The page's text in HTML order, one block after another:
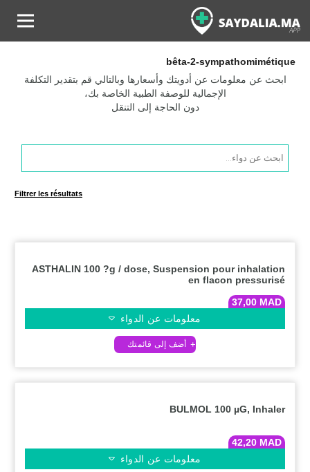
bêta-2-sympathomimétique
ابحث عن معلومات عن أدويتك وأسعارها وبالتالي قم بتقدير التكلفة
الإجمالية للوصفة الطبية الخاصة بك،
دون الحاجة إلى التنقل
Products
search
Filtrer les résultats
ASTHALIN 100 ?g / dose, Suspension pour inhalation
en flacon pressurisé
37,00 MAD
معلومات عن الدواء
BULMOL 100 µG, Inhaler
42,20 MAD
معلومات عن الدواء